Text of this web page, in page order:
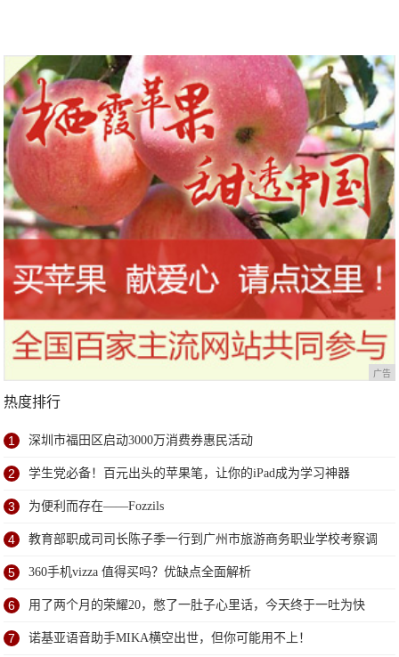
广告
热度排行
1 深圳市福田区启动3000万消费券惠民活动
2 学生党必备！百元出头的苹果笔，让你的iPad成为学习神器
3 为便利而存在——Fozzils
4 教育部职成司司长陈子季一行到广州市旅游商务职业学校考察调
研
5 360手机vizza 值得买吗？优缺点全面解析
6 用了两个月的荣耀20，憋了一肚子心里话，今天终于一吐为快
7 诺基亚语音助手MIKA横空出世，但你可能用不上！